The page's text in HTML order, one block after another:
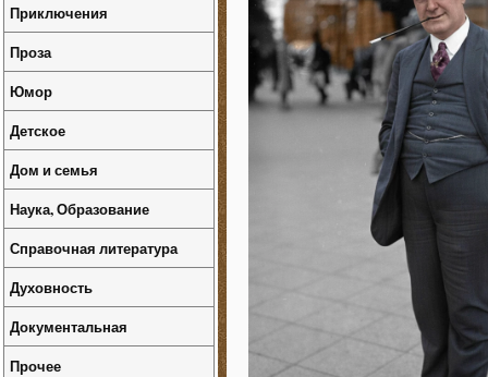
Приключения
Проза
Юмор
Детское
Дом и семья
Наука, Образование
Справочная литература
Духовность
Документальная
Прочее